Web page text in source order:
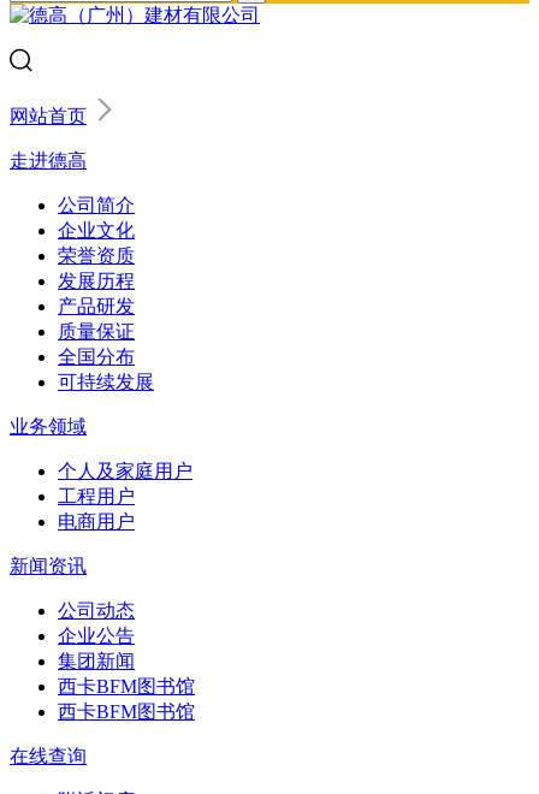
网站首页
走进德高
公司简介
企业文化
荣誉资质
发展历程
产品研发
质量保证
全国分布
可持续发展
业务领域
个人及家庭用户
工程用户
电商用户
新闻资讯
公司动态
企业公告
集团新闻
西卡BFM图书馆
西卡BFM图书馆
在线查询